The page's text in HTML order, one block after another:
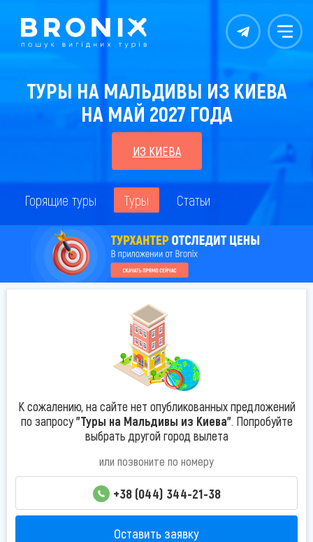
Контакты Меню
ТУРЫ НА МАЛЬДИВЫ ИЗ КИЕВА
НА МАЙ 2027 ГОДА
ИЗ КИЕВА
Горящие туры Туры Статьи
К сожалению, на сайте нет опубликованных предложений
по запросу"Туры на Мальдивы из Киева". Попробуйте
выбрать другой город вылета
или позвоните по номеру
+38 (044) 344-21-38
Оставить заявку